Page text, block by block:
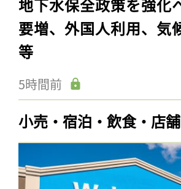
地下水保全政策を強化
要増、外国人利用、気
等
5時間前
小売・宿泊・飲食・店舗